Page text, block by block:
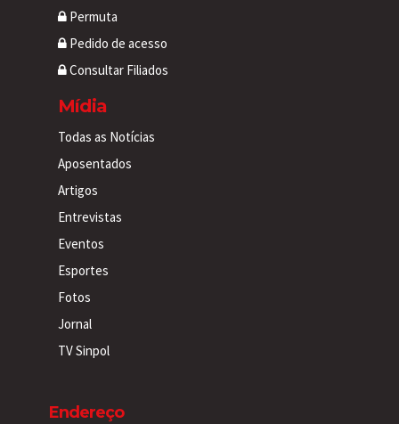
Permuta
Pedido de acesso
Consultar Filiados
Mídia
Todas as Notícias
Aposentados
Artigos
Entrevistas
Eventos
Esportes
Fotos
Jornal
TV Sinpol
Endereço